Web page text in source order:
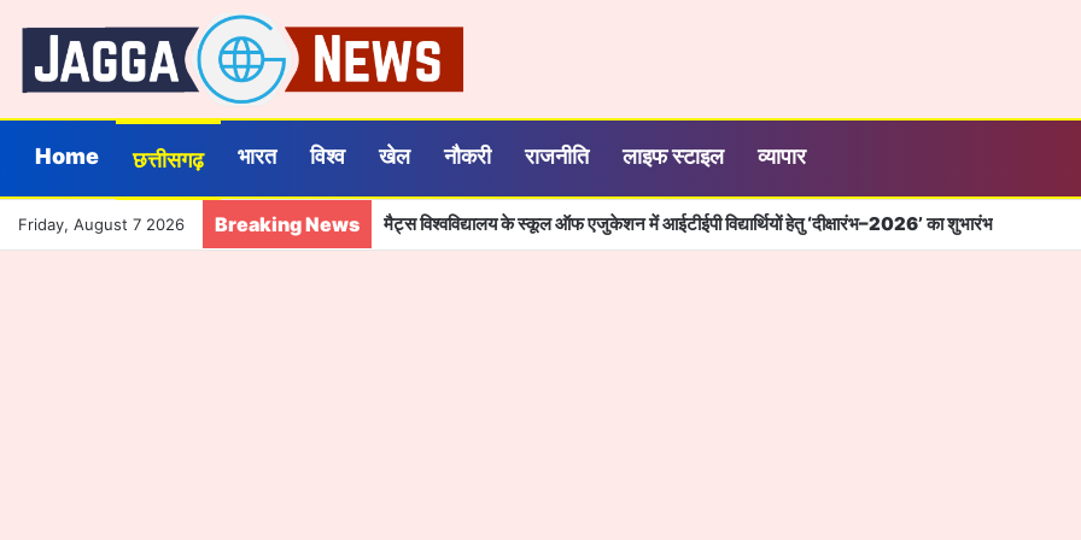
Home छत्तीसगढ़ भारत विश्व खेल नौकरी राजनीति लाइफ स्टाइल व्यापार
Friday, August 7 2026 Breaking News मैट्स विश्वविद्यालय के स्कूल ऑफ एजुकेशन में आईटीईपी विद्यार्थियों हेतु ‘दीक्षारंभ–2026’ का शुभारंभ